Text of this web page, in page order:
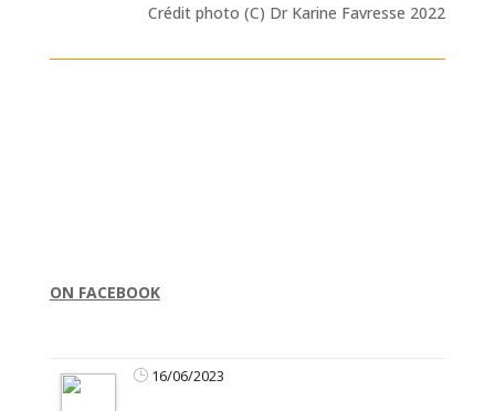
Crédit photo (C) Dr Karine Favresse 2022
ON FACEBOOK
16/06/2023